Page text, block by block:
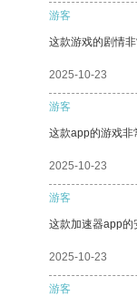
游客
这款游戏的剧情
2025-10-23
游客
这款app的游戏非
2025-10-23
游客
这款加速器app的
2025-10-23
游客